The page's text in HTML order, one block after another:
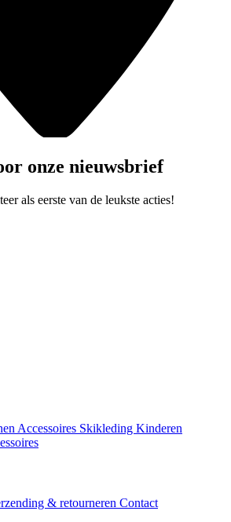
onze nieuwsbrief
als eerste van de leukste acties!
Accessoires Skikleding Kinderen
& retourneren Contact